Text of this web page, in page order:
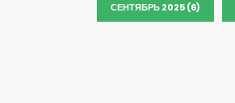
СЕНТЯБРЬ 2025 (6)